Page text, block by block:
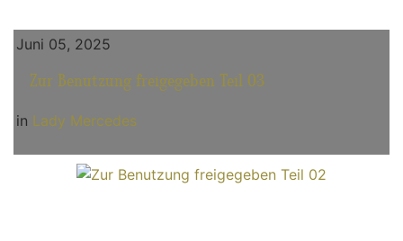
Juni 05, 2025
Zur Benutzung freigegeben Teil 03
in Lady Mercedes